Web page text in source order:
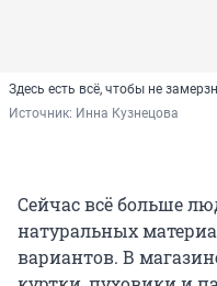
Здесь есть всё, чтобы не
Источник: Инна Кузнецова
Сейчас всё больше
натуральных
вариантов. В